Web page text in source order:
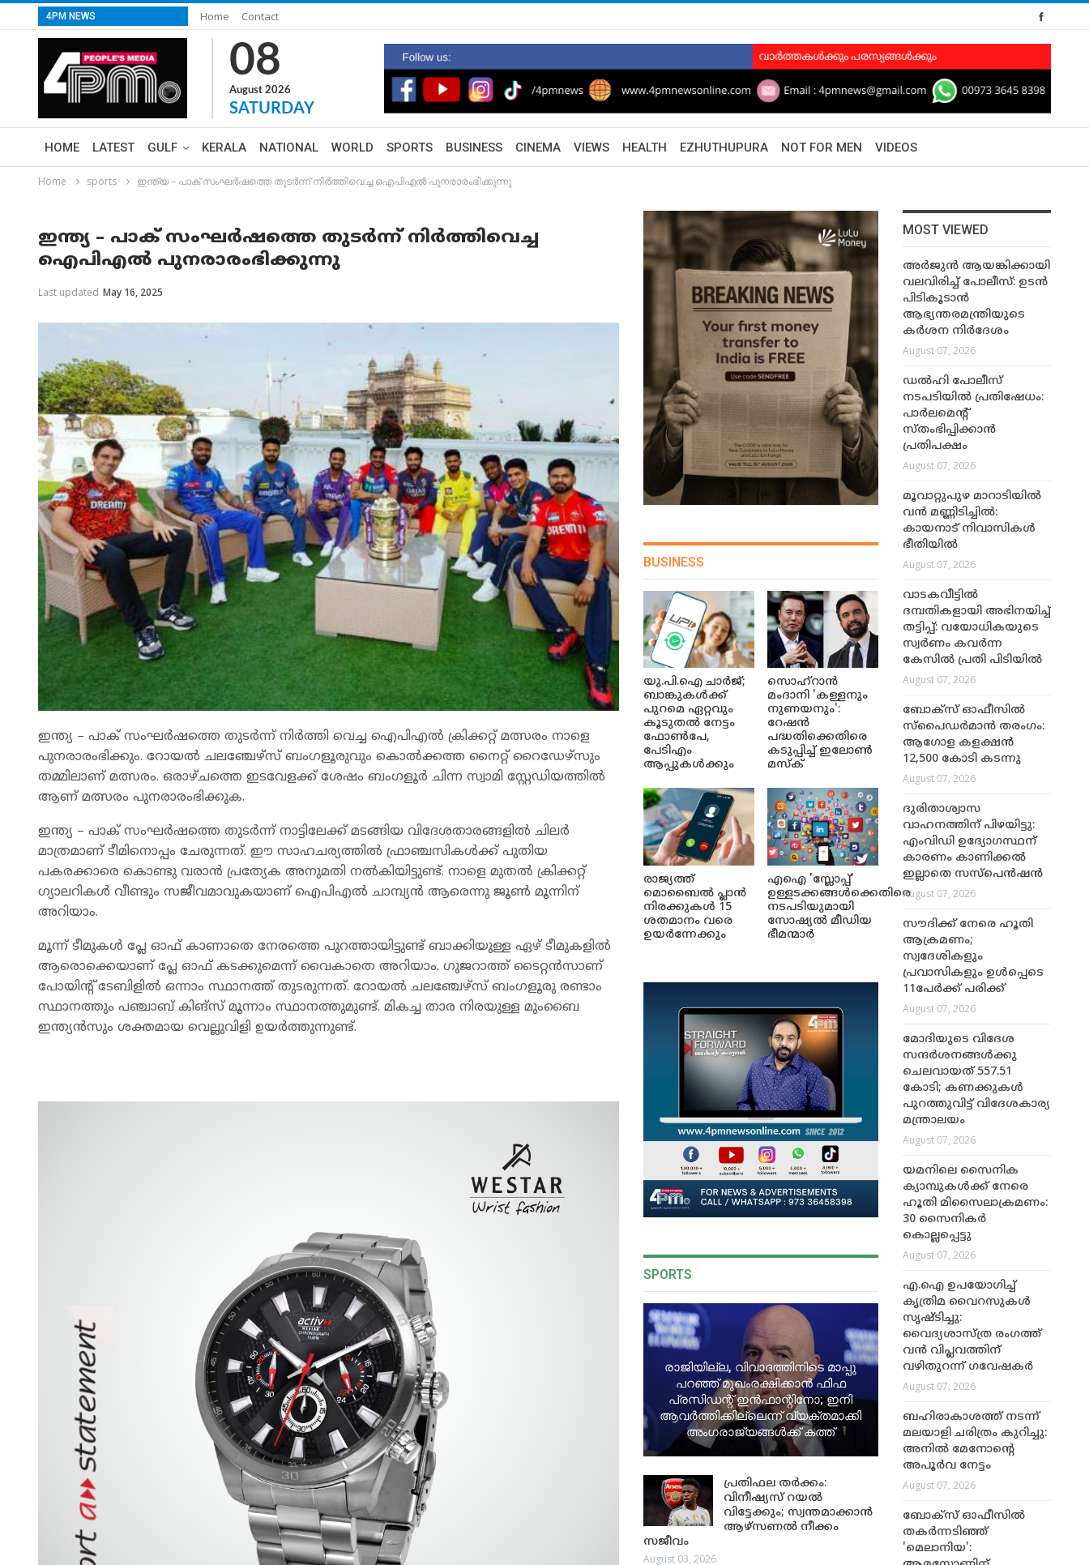
4PM NEWS Home Contact
08
August 2026
SATURDAY
HOME LATEST GULF KERALA NATIONAL WORLD SPORTS BUSINESS CINEMA VIEWS HEALTH EZHUTHUPURA NOT FOR MEN VIDEOS
Home sports ഇന്ത്യ – പാക് സംഘർഷത്തെ തുടർന്ന് നിർത്തിവെച്ച ഐപിഎൽ പുനരാരംഭിക്കുന്നു
ഇന്ത്യ – പാക് സംഘർഷത്തെ തുടർന്ന് നിർത്തിവെച്ച
ഐപിഎൽ പുനരാരംഭിക്കുന്നു
Last updated May 16, 2025
ഇന്ത്യ – പാക് സംഘർഷത്തെ തുടർന്ന് നിർത്തി വെച്ച ഐപിഎൽ ക്രിക്കറ്റ് മത്സരം നാളെ
പുനരാരംഭിക്കും. റോയൽ ചലഞ്ചേ‍ഴ്സ് ബംഗളൂരുവും കൊൽക്കത്ത നൈറ്റ് റൈഡേ‍ഴ്സും
തമ്മിലാണ് മത്സരം. ഒരാഴ്ചത്തെ ഇടവേളക്ക് ശേഷം ബംഗളൂർ ചിന്ന സ്വാമി സ്റ്റേഡിയത്തിൽ
ആണ് മത്സരം പുനരാരംഭിക്കുക.
ഇന്ത്യ – പാക് സംഘർഷത്തെ തുടർന്ന് നാട്ടിലേക്ക് മടങ്ങിയ വിദേശതാരങ്ങളിൽ ചിലർ
മാത്രമാണ് ടീമിനൊപ്പം ചേരുന്നത്. ഈ സാഹചര്യത്തിൽ ഫ്രാഞ്ചസികൾക്ക് പുതിയ
പകരക്കാരെ കൊണ്ടു വരാൻ പ്രത്യേക അനുമതി നൽകിയിട്ടുണ്ട്. നാളെ മുതൽ ക്രിക്കറ്റ്
ഗ്യാലറികൾ വീണ്ടും സജീവമാവുകയാണ് ഐപിഎൽ ചാമ്പ്യൻ ആരെന്നു ജൂൺ മൂന്നിന്
അറിയാം.
മൂന്ന് ടീമുകൾ പ്ലേ ഓഫ്‌ കാണാതെ നേരത്തെ പുറത്തായിട്ടുണ്ട് ബാക്കിയുള്ള ഏ‍ഴ് ടീമുകളിൽ
ആരൊക്കെയാണ് പ്ലേ ഓഫ് കടക്കുമെന്ന് വൈകാതെ അറിയാം. ഗുജറാത്ത് ടൈറ്റൻസാണ്
പോയിന്റ് ടേബിളിൽ ഒന്നാം സ്ഥാനത്ത് തുടരുന്നത്. റോയൽ ചലഞ്ചേ‍ഴ്സ് ബംഗളൂരു രണ്ടാം
സ്ഥാനത്തും പഞ്ചാബ് കിങ്സ് മൂന്നാം സ്ഥാനത്തുമുണ്ട്. മികച്ച താര നിരയുള്ള മുംബൈ
ഇന്ത്യൻസും ശക്തമായ വെല്ലുവിളി ഉയർത്തുന്നുണ്ട്.
BUSINESS
യു.പി.ഐ ചാർജ്;
ബാങ്കുകൾക്ക്
പുറമെ ഏറ്റവും
കൂടുതൽ നേട്ടം
ഫോൺപേ,
പേടിഎം
ആപ്പുകൾക്കും
സൊഹ്റാൻ
മംദാനി 'കള്ളനും
നുണയനും':
റേഷൻ
പദ്ധതിക്കെതിരെ
കടുപ്പിച്ച് ഇലോൺ
മസ്ക്
രാജ്യത്ത്
മൊബൈൽ പ്ലാൻ
നിരക്കുകൾ 15
ശതമാനം വരെ
ഉയർന്നേക്കും
എഐ 'സ്ലോപ്പ്'
ഉള്ളടക്കങ്ങൾക്കെതിരെ
നടപടിയുമായി
സോഷ്യൽ മീഡിയ
ഭീമന്മാർ
SPORTS
രാജിയില്ല, വിവാദത്തിനിടെ മാപ്പു
പറഞ്ഞ് മുഖംരക്ഷിക്കാൻ ഫിഫ
പ്രസിഡന്റ് ഇൻഫാന്റിനോ; ഇനി
ആവർത്തിക്കില്ലെന്ന് വ്യക്തമാക്കി
അംഗരാജ്യങ്ങൾക്ക് കത്ത്
പ്രതിഫല തർക്കം:
വിനീഷ്യസ് റയൽ
വിട്ടേക്കും; സ്വന്തമാക്കാൻ
ആഴ്സണൽ നീക്കം
സജീവം
August 03, 2026
MOST VIEWED
അർജുൻ ആയങ്കിക്കായി
വലവിരിച്ച് പോലീസ്: ഉടൻ
പിടികൂടാൻ
ആഭ്യന്തരമന്ത്രിയുടെ
കർശന നിർദേശം
August 07, 2026
ഡൽഹി പോലീസ്
നടപടിയിൽ പ്രതിഷേധം:
പാർലമെന്റ്
സ്തംഭിപ്പിക്കാൻ
പ്രതിപക്ഷം
August 07, 2026
മൂവാറ്റുപുഴ മാറാടിയിൽ
വൻ മണ്ണിടിച്ചിൽ:
കായനാട് നിവാസികൾ
ഭീതിയിൽ
August 07, 2026
വാടകവീട്ടിൽ
ദമ്പതികളായി അഭിനയിച്ച്
തട്ടിപ്പ്: വയോധികയുടെ
സ്വർണം കവർന്ന
കേസിൽ പ്രതി പിടിയിൽ
August 07, 2026
ബോക്സ് ഓഫീസിൽ
സ്പൈഡർമാൻ തരംഗം:
ആഗോള കളക്ഷൻ
12,500 കോടി കടന്നു
August 07, 2026
ദുരിതാശ്വാസ
വാഹനത്തിന് പിഴയിട്ടു:
എംവിഡി ഉദ്യോഗസ്ഥന്
കാരണം കാണിക്കൽ
ഇല്ലാതെ സസ്‌പെൻഷൻ
August 07, 2026
സൗദിക്ക് നേരെ ഹൂതി
ആക്രമണം;
സ്വദേശികളും
പ്രവാസികളും ഉൾപ്പെടെ
11പേർക്ക് പരിക്ക്
August 07, 2026
മോദിയുടെ വിദേശ
സന്ദർശനങ്ങൾക്കു
ചെലവായത് 557.51
കോടി; കണക്കുകൾ
പുറത്തുവിട്ട് വിദേശകാര്യ
മന്ത്രാലയം
August 07, 2026
യമനിലെ സൈനിക
ക്യാമ്പുകൾക്ക് നേരെ
ഹൂതി മിസൈലാക്രമണം:
30 സൈനികർ
കൊല്ലപ്പെട്ടു
August 07, 2026
എ.ഐ ഉപയോഗിച്ച്
കൃത്രിമ വൈറസുകൾ
സൃഷ്ടിച്ചു:
വൈദ്യശാസ്ത്ര രംഗത്ത്
വൻ വിപ്ലവത്തിന്
വഴിതുറന്ന് ഗവേഷകർ
August 07, 2026
ബഹിരാകാശത്ത് നടന്ന്
മലയാളി ചരിത്രം കുറിച്ചു:
അനിൽ മേനോന്റെ
അപൂർവ നേട്ടം
August 07, 2026
ബോക്സ് ഓഫീസിൽ
തകർന്നടിഞ്ഞ്
'മെലാനിയ':